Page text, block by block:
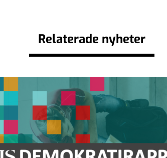
Relaterade nyheter